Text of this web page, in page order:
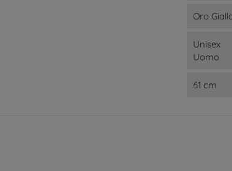
Oro
Unisex
Uomo
61 cm